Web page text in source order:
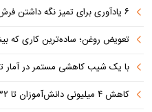
۶ یادآوری برای تمیز نگه داشتن فرش در ایام بازگشایی مدارس
تعویض روغن؛ ساده‌ترین کاری که
با یک شیب کاهشی مستمر در آمار
کاهش ۴ میلیونی دانش‌آموزان تا ۱۴۳۲